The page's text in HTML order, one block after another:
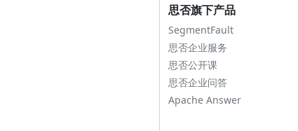
思否旗下产品
SegmentFault
思否企业服务
思否公开课
思否企业问答
Apache Answer